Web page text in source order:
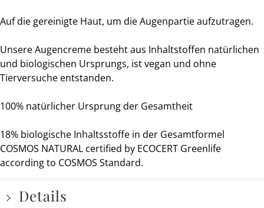
Auf die gereinigte Haut, um die Augenpartie aufzutragen.
Unsere Augencreme besteht aus Inhaltstoffen natürlichen
und biologischen Ursprungs, ist vegan und ohne
Tierversuche entstanden.
100% natürlicher Ursprung der Gesamtheit
18% biologische Inhaltsstoffe in der Gesamtformel
COSMOS NATURAL certified by ECOCERT Greenlife
according to COSMOS Standard.
Details